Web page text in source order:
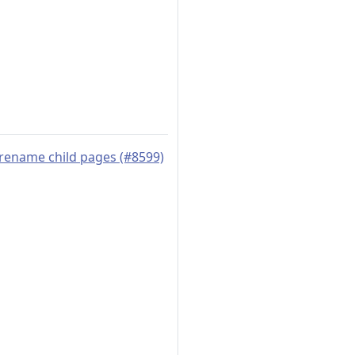
child pages (#8599)